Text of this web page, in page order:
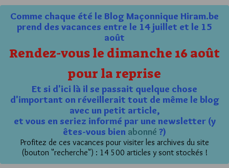
Comme chaque été le Blog Maçonnique Hiram.be
prend des vacances entre le 14 juillet et le 15
août
Rendez-vous le dimanche 16 août
pour la reprise
Et si d'ici là il se passait quelque chose
d'important on réveillerait tout de même le blog
avec un petit article,
et vous en seriez informé par une newsletter (y
êtes-vous bien abonné ?)
Profitez de ces vacances pour visiter les archives du site
(bouton "recherche") : 14 500 articles y sont stockés !